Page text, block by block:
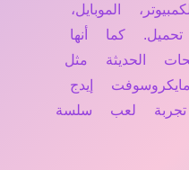
الموبايل،
كما أنها
الحديثة مثل
إيدج
لعب سلسة